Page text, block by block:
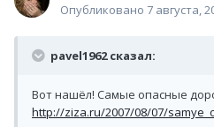
Опубликовано 7 августа,
pavel1962 сказал:
Вот нашёл! Самые опасные
http://ziza.ru/2007/08/07/